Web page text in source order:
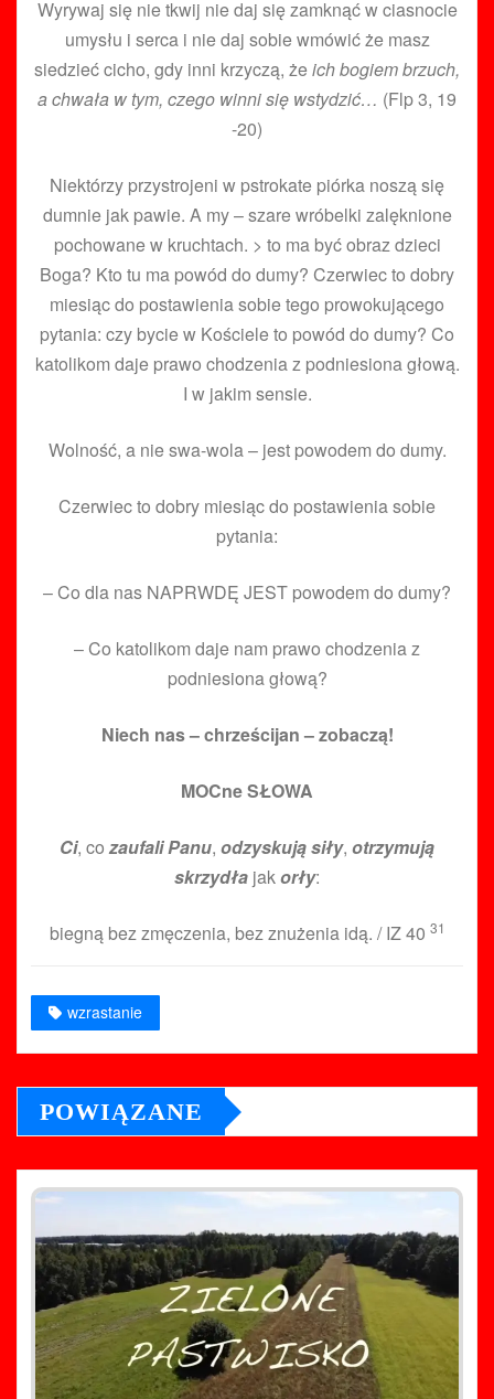
Wyrywaj się nie tkwij nie daj się zamknąć w ciasnocie
umysłu i serca i nie daj sobie wmówić że masz
siedzieć cicho, gdy inni krzyczą, żeich bogiem brzuch,
a chwała w tym, czego winni się wstydzić… (Flp 3, 19
-20)
Niektórzy przystrojeni w pstrokate piórka noszą się
dumnie jak pawie. A my – szare wróbelki zalęknione
pochowane w kruchtach. > to ma być obraz dzieci
Boga? Kto tu ma powód do dumy? Czerwiec to dobry
miesiąc do postawienia sobie tego prowokującego
pytania: czy bycie w Kościele to powód do dumy? Co
katolikom daje prawo chodzenia z podniesiona głową.
I w jakim sensie.
Wolność, a nie swa-wola – jest powodem do dumy.
Czerwiec to dobry miesiąc do postawienia sobie
pytania:
– Co dla nas NAPRWDĘ JEST powodem do dumy?
– Co katolikom daje nam prawo chodzenia z
podniesiona głową?
Niech nas – chrześcijan – zobaczą!
MOCne SŁOWA
Ci, cozaufali Panu, odzyskują siły, otrzymują
skrzydła jakorły:
biegną bez zmęczenia, bez znużenia idą. / IZ 40 31
wzrastanie
POWIĄZANE